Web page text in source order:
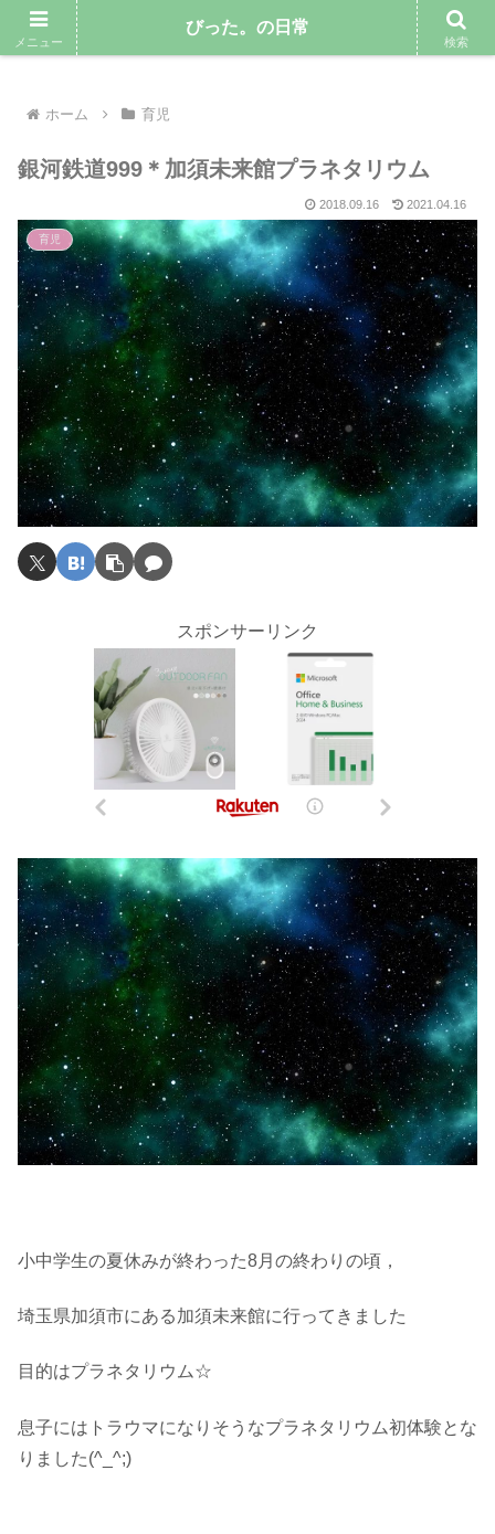
気ままにゆるりと暮らしていきたい専業主婦のブログ
ホーム 育児
銀河鉄道999＊加須未来館プラネタリウム
2018.09.16 2021.04.16
育児
スポンサーリンク
小中学生の夏休みが終わった8月の終わりの頃，
埼玉県加須市にある加須未来館に行ってきました
目的はプラネタリウム☆
息子にはトラウマになりそうなプラネタリウム初体験とな
りました(^_^;)
メニュー
びった。の日常
検索